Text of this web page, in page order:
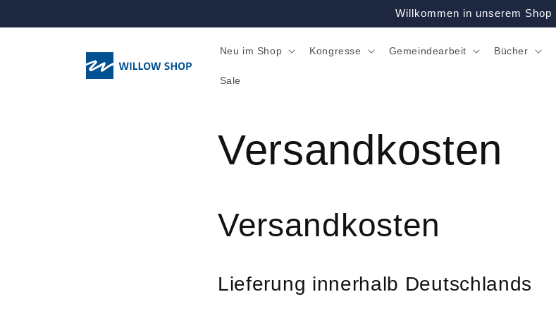
Inhalt
Willkommen in unserem Shop
Neu im Shop Kongresse Gemeindearbeit Bücher
Sale
Versandkosten
Versandkosten
Lieferung innerhalb Deutschlands